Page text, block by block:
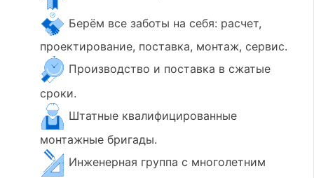
Берём все заботы на себя: расчет,
проектирование, поставка, монтаж, сервис.
Производство и поставка в сжатые
сроки.
Штатные квалифицированные
монтажные бригады.
Инженерная группа с многолетним